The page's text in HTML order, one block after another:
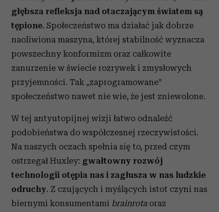
głębsza refleksja nad otaczającym światem są
tępione. Społeczeństwo ma działać jak dobrze
naoliwiona maszyna, której stabilność wyznacza
powszechny konformizm oraz całkowite
zanurzenie w świecie rozrywek i zmysłowych
przyjemności. Tak „zaprogramowane”
społeczeństwo nawet nie wie, że jest zniewolone.
W tej antyutopijnej wizji łatwo odnaleźć
podobieństwa do współczesnej rzeczywistości.
Na naszych oczach spełnia się to, przed czym
ostrzegał Huxley: gwałtowny rozwój
technologii otępia nas i zagłusza w nas ludzkie
odruchy. Z czujących i myślących istot czyni nas
biernymi konsumentami brainrota oraz